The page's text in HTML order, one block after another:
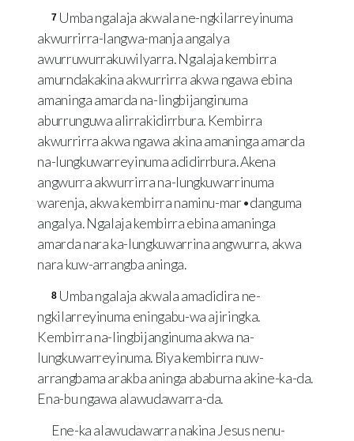
7 Umba ngalaja akwala ne-ngkilarreyinuma
akwurrirra-langwa-manja angalya
awurruwurrakuwilyarra. Ngalaja kembirra
amurndakakina akwurrirra akwa ngawa ebina
amaninga amarda na-lingbijanginuma
aburrunguwa alirrakidirrbura. Kembirra
akwurrirra akwa ngawa akina amaninga amarda
na-lungkuwarreyinuma adidirrbura. Akena
angwurra akwurrirra na-lungkuwarrinuma
warenja, akwa kembirra naminu-mar•danguma
angalya. Ngalaja kembirra ebina amaninga
amarda nara ka-lungkuwarrina angwurra, akwa
nara kuw-arrangba aninga.
8 Umba ngalaja akwala amadidira ne-
ngkilarreyinuma eningabu-wa ajiringka.
Kembirra na-lingbijanginuma akwa na-
lungkuwarreyinuma. Biya kembirra nuw-
arrangbama arakba aninga ababurna akine-ka-da.
Ena-bu ngawa alawudawarra-da.
Ene-ka alawudawarra nakina Jesus nenu-